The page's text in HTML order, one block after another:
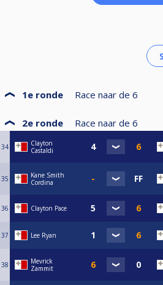
1e ronde Race naar de 6
2e ronde Race naar de 6
34
Clayton
Castaldi
35
Kane Smith
Cordina
36 Clayton Pace
37 Lee Ryan
38
Mevrick
Zammit